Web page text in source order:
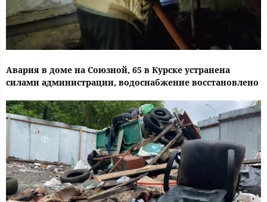
Авария в доме на Союзной, 65 в Курске устранена
силами администрации, водоснабжение восстановлено